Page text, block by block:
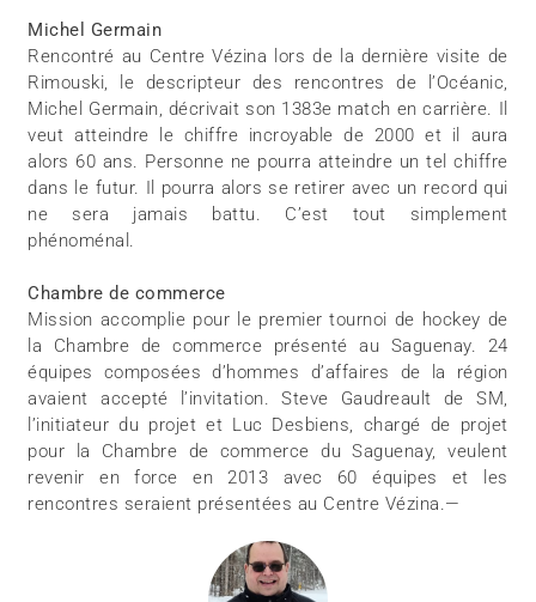
Michel Germain
Rencontré au Centre Vézina lors de la dernière visite de
Rimouski, le descripteur des rencontres de l’Océanic,
Michel Germain, décrivait son 1383e match en carrière. Il
veut atteindre le chiffre incroyable de 2000 et il aura
alors 60 ans. Personne ne pourra atteindre un tel chiffre
dans le futur. Il pourra alors se retirer avec un record qui
ne sera jamais battu. C’est tout simplement
phénoménal.
Chambre de commerce
Mission accomplie pour le premier tournoi de hockey de
la Chambre de commerce présenté au Saguenay. 24
équipes composées d’hommes d’affaires de la région
avaient accepté l’invitation. Steve Gaudreault de SM,
l’initiateur du projet et Luc Desbiens, chargé de projet
pour la Chambre de commerce du Saguenay, veulent
revenir en force en 2013 avec 60 équipes et les
rencontres seraient présentées au Centre Vézina.—